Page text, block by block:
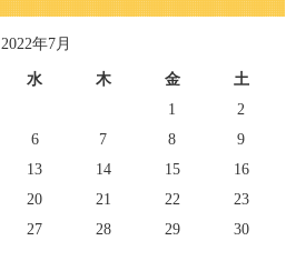
2022年7月
水 木 金
土
1
2
6 7 8
9
13 14 15
16
20 21 22
23
27 28 29
30